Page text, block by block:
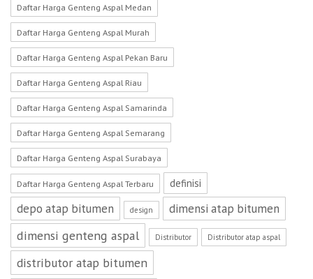
Daftar Harga Genteng Aspal Medan
Daftar Harga Genteng Aspal Murah
Daftar Harga Genteng Aspal Pekan Baru
Daftar Harga Genteng Aspal Riau
Daftar Harga Genteng Aspal Samarinda
Daftar Harga Genteng Aspal Semarang
Daftar Harga Genteng Aspal Surabaya
Daftar Harga Genteng Aspal Terbaru definisi
depo atap bitumen design dimensi atap bitumen
dimensi genteng aspal Distributor Distributor atap aspal
distributor atap bitumen